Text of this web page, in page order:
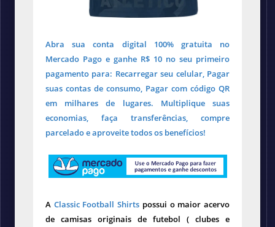
Abra sua conta digital 100% gratuita no
Mercado Pago e ganhe R$ 10 no seu primeiro
pagamento para: Recarregar seu celular, Pagar
suas contas de consumo, Pagar com código QR
em milhares de lugares. Multiplique suas
economias, faça transferências, compre
parcelado e aproveite todos os benefícios!
A Classic Football Shirts possui o maior acervo
de camisas originais de futebol ( clubes e